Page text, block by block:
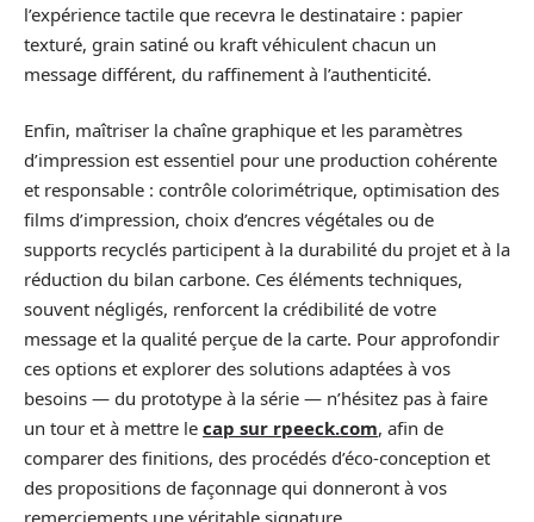
l’expérience tactile que recevra le destinataire : papier
texturé, grain satiné ou kraft véhiculent chacun un
message différent, du raffinement à l’authenticité.
Enfin, maîtriser la chaîne graphique et les paramètres
d’impression est essentiel pour une production cohérente
et responsable : contrôle colorimétrique, optimisation des
films d’impression, choix d’encres végétales ou de
supports recyclés participent à la durabilité du projet et à la
réduction du bilan carbone. Ces éléments techniques,
souvent négligés, renforcent la crédibilité de votre
message et la qualité perçue de la carte. Pour approfondir
ces options et explorer des solutions adaptées à vos
besoins — du prototype à la série — n’hésitez pas à faire
un tour et à mettre le cap sur rpeeck.com, afin de
comparer des finitions, des procédés d’éco-conception et
des propositions de façonnage qui donneront à vos